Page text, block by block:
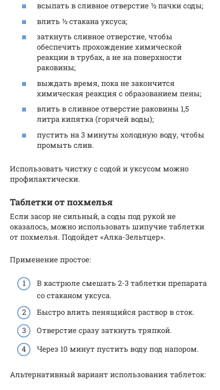
всыпать в сливное отверстие ½ пачки соды;
влить ½ стакана уксуса;
заткнуть сливное отверстие, чтобы
обеспечить прохождение химической
реакции в трубах, а не на поверхности
раковины;
выждать время, пока не закончится
химическая реакция с образованием пены;
влить в сливное отверстие раковины 1,5
литра кипятка (горячей воды);
пустить на 3 минуты холодную воду, чтобы
промыть слив.
Использовать чистку с содой и уксусом можно
профилактически.
Таблетки от похмелья
Если засор не сильный, а соды под рукой не
оказалось, можно использовать шипучие таблетки
от похмелья. Подойдет «Алка-Зельтцер».
Применение простое:
В кастрюле смешать 2-3 таблетки препарата
со стаканом уксуса.
Быстро влить пенящийся раствор в сток.
Отверстие сразу заткнуть тряпкой.
Через 10 минут пустить воду под напором.
Альтернативный вариант использования таблеток: